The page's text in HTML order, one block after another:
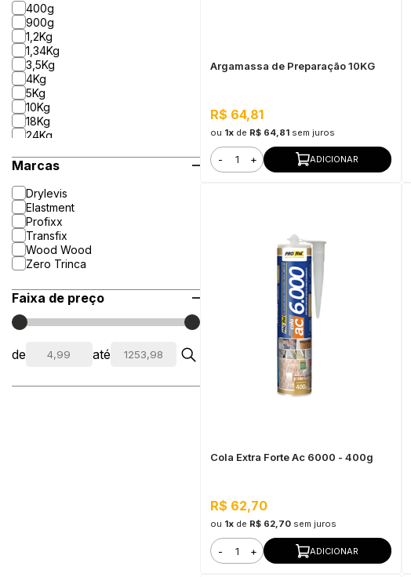
400g
900g
1,2Kg
1,34Kg
3,5Kg
4Kg
5Kg
10Kg
18Kg
24Kg
Marcas
Drylevis
Elastment
Profixx
Transfix
Wood Wood
Zero Trinca
Faixa de preço
de até
Argamassa de Preparação 10KG
R$ 64,81
ou 1x de R$ 64,81 sem juros
- + ADICIONAR
Cola Extra Forte Ac 6000 - 400g
R$ 62,70
ou 1x de R$ 62,70 sem juros
- + ADICIONAR